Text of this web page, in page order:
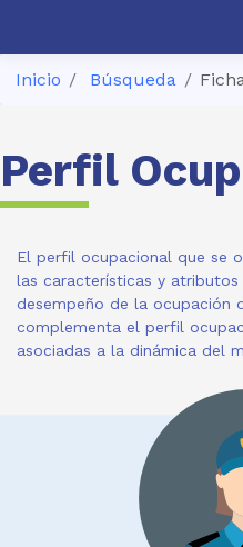
Inicio Búsqueda
Perfil
El perfil ocupacional que se
las características y
desempeño de la ocupación
complementa el perfil
asociadas a la dinámica del